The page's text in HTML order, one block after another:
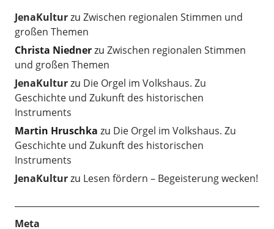
JenaKulturzu Zwischen regionalen Stimmen und
großen Themen
Christa Niednerzu Zwischen regionalen Stimmen
und großen Themen
JenaKulturzu Die Orgel im Volkshaus. Zu
Geschichte und Zukunft des historischen
Instruments
Martin Hruschka zu Die Orgel im Volkshaus. Zu
Geschichte und Zukunft des historischen
Instruments
JenaKulturzu Lesen fördern – Begeisterung wecken!
Meta